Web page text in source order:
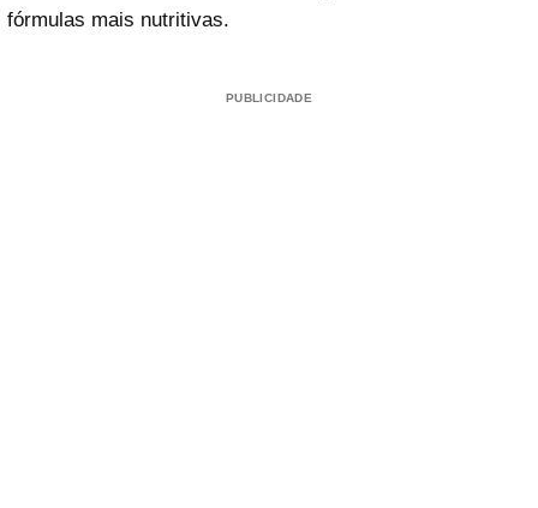
fórmulas mais nutritivas.
PUBLICIDADE